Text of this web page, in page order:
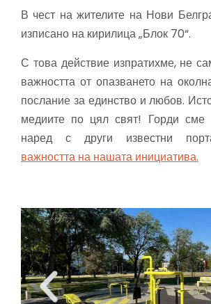
В чест на жителите на Нови
изписано на кирилица „Блок 70“.
С това действие изпратихме, не
важността от опазването на
послание за единство и любов.
медиите по цял свят! Горди
наред с други известни
важността на нашата инициатива.